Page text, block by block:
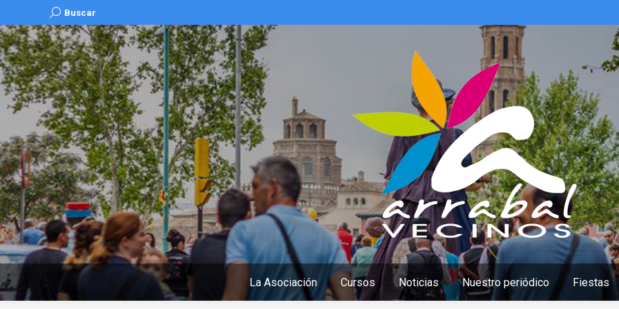
Buscar:
Buscar
La Asociación Cursos Noticias Nuestro periódico Fiestas